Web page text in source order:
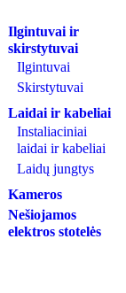
Ilgintuvai ir
skirstytuvai
Ilgintuvai
Skirstytuvai
Laidai ir kabeliai
Instaliaciniai
laidai ir kabeliai
Laidų jungtys
Kameros
Nešiojamos
elektros stotelės